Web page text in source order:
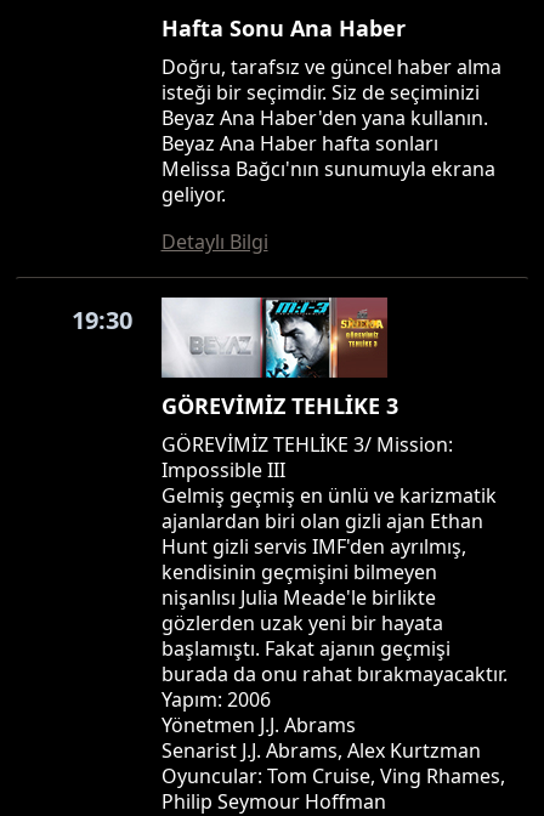
Hafta Sonu Ana Haber
Doğru, tarafsız ve güncel haber alma
isteği bir seçimdir. Siz de seçiminizi
Beyaz Ana Haber'den yana kullanın.
Beyaz Ana Haber hafta sonları
Melissa Bağcı'nın sunumuyla ekrana
geliyor.
Detaylı Bilgi
19:30
GÖREVİMİZ TEHLİKE 3
GÖREVİMİZ TEHLİKE 3/ Mission:
Impossible III
Gelmiş geçmiş en ünlü ve karizmatik
ajanlardan biri olan gizli ajan Ethan
Hunt gizli servis IMF'den ayrılmış,
kendisinin geçmişini bilmeyen
nişanlısı Julia Meade'le birlikte
gözlerden uzak yeni bir hayata
başlamıştı. Fakat ajanın geçmişi
burada da onu rahat bırakmayacaktır.
Yapım: 2006
Yönetmen J.J. Abrams
Senarist J.J. Abrams, Alex Kurtzman
Oyuncular: Tom Cruise, Ving Rhames,
Philip Seymour Hoffman